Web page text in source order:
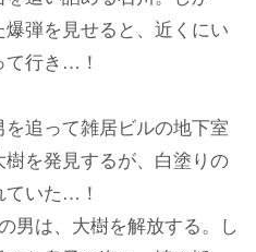
弾を見せると、近くにい
て行き…！
追って雑居ビルの地下室
を発見するが、白塗りの
ていた…！
男は、大樹を解放する。し